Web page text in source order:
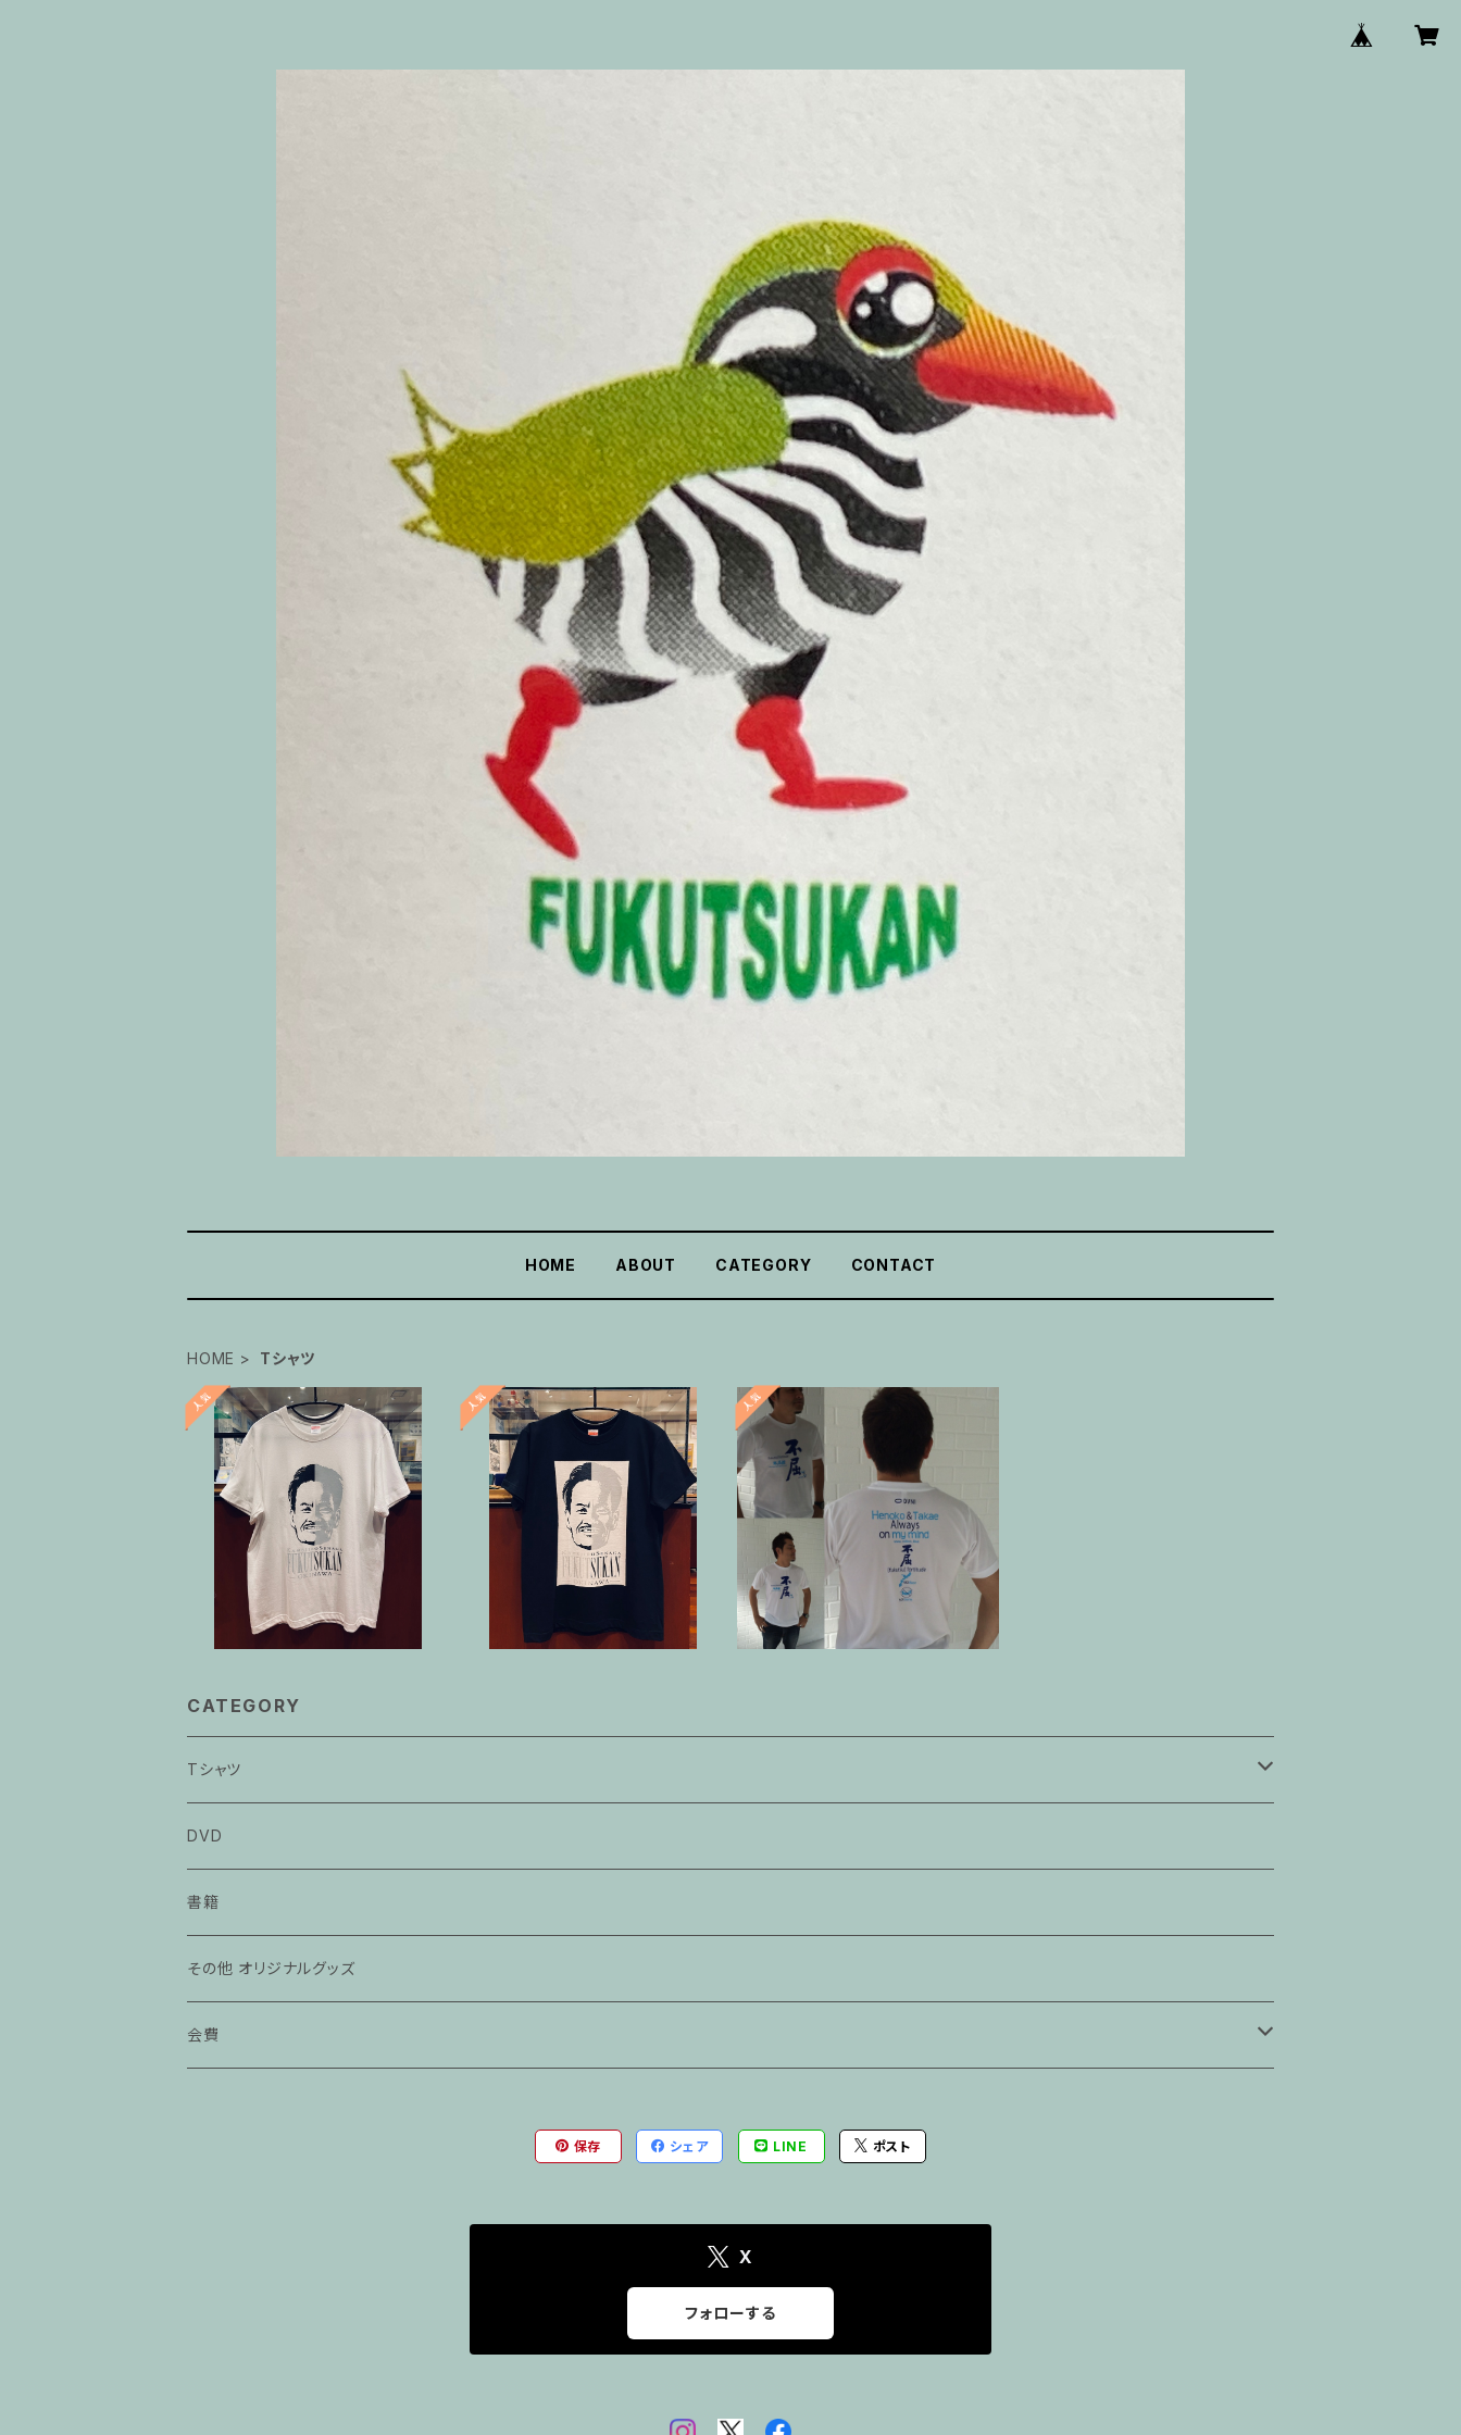
HOME ABOUT CATEGORY CONTACT
HOME Tシャツ
カメジローTシャツ 白【不屈館オ
リジナル】
¥3,300
カメジローTシャツ 黒【不屈館オ
リジナル】
¥3,300
辺野古不屈Tシャツ
¥2,420
CATEGORY
Tシャツ
カメジローTシャツ
辺野古 不屈Tシャツ
DVD
書籍
その他 オリジナルグッズ
会費
保存 シェア LINE ポスト
X
フォローする